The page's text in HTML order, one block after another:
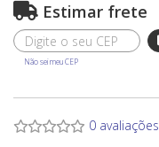
Estimar frete
Não sei meu CEP
0 avaliações